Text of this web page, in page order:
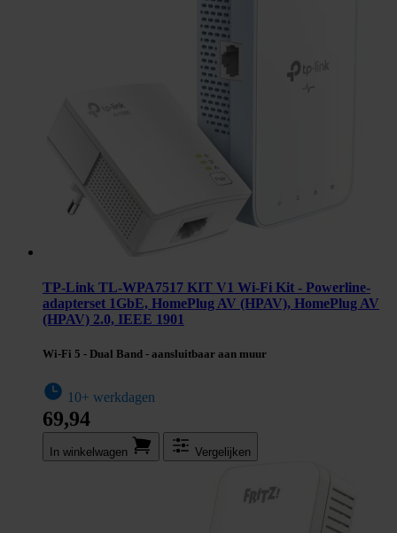
TP-Link TL-WPA7517 KIT V1 Wi-Fi Kit - Powerline-
adapterset 1GbE, HomePlug AV (HPAV), HomePlug AV
(HPAV) 2.0, IEEE 1901
Wi-Fi 5 - Dual Band - aansluitbaar aan muur
10+ werkdagen
69,94
In winkel­wagen Vergelijken